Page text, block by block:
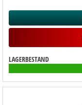
LAGERBESTAND